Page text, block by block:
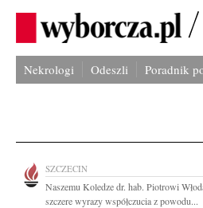
Nekrologi Odeszli Poradnik
SZCZECIN
Naszemu Koledze dr. hab. Piotrowi
szczere wyrazy współczucia z powodu...